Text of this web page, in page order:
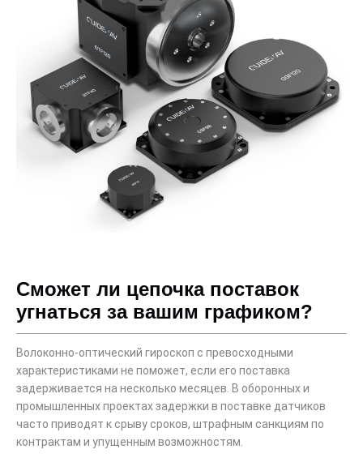
Сможет ли цепочка поставок
угнаться за вашим графиком?
Волоконно-оптический гироскоп с превосходными
характеристиками не поможет, если его поставка
задерживается на несколько месяцев. В оборонных и
промышленных проектах задержки в поставке датчиков
часто приводят к срыву сроков, штрафным санкциям по
контрактам и упущенным возможностям.